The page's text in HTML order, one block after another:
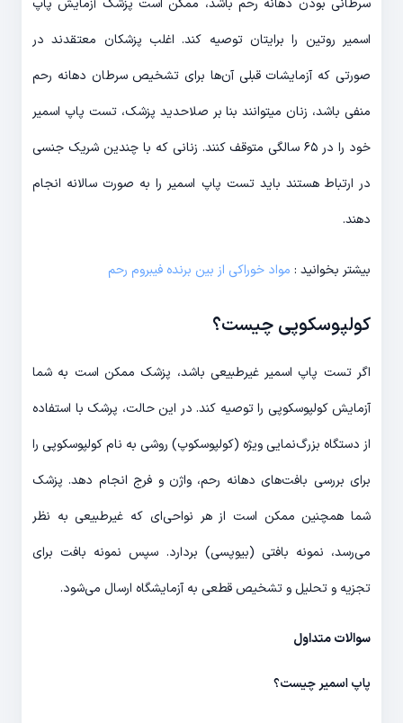
سرطانی بودن دهانه رحم باشد، ممکن است پزشک آزمایش پاپ
اسمیر روتین را برایتان توصیه کند. اغلب پزشکان معتقدند در
صورتی که آزمایشات قبلی آن‌ها برای تشخیص سرطان دهانه رحم
منفی باشد، زنان می‎توانند بنا بر صلاحدید پزشک، تست پاپ اسمیر
خود را در ۶۵ سالگی متوقف کنند. زنانی که با چندین شریک جنسی
در ارتباط هستند باید تست پاپ اسمیر را به صورت سالانه انجام
دهند.
بیشتر بخوانید : مواد خوراکی از بین برنده فیبروم رحم
کولپوسکوپی چیست؟
اگر تست پاپ اسمیر غیرطبیعی باشد، پزشک ممکن است به شما
آزمایش کولپوسکوپی را توصیه کند. در این حالت، پرشک با استفاده
از دستگاه بزرگ‌نمایی ویژه (کولپوسکوپ) روشی به نام کولپوسکوپی را
برای بررسی بافت‌های دهانه رحم، واژن و فرج انجام دهد. پزشک
شما همچنین ممکن است از هر نواحی‌ای که غیرطبیعی به نظر
می‌رسد، نمونه بافتی (بیوپسی) بردارد. سپس نمونه بافت برای
تجزیه و تحلیل و تشخیص قطعی به آزمایشگاه ارسال می‌شود.
سوالات متداول
پاپ اسمیر چیست؟